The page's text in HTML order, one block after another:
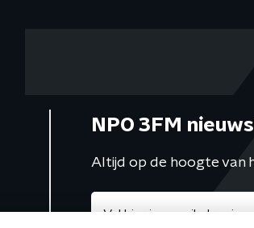
NPO 3FM
Altijd op de hoogte van